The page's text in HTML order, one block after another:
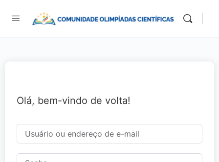
Olá, bem-vindo de volta!